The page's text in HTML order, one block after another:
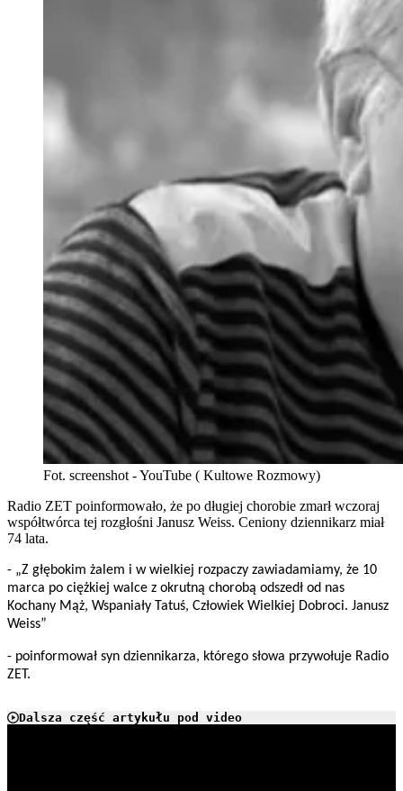
Fot. screenshot - YouTube ( Kultowe Rozmowy)
Radio ZET poinformowało, że po długiej chorobie zmarł wczoraj
współtwórca tej rozgłośni Janusz Weiss. Ceniony dziennikarz miał
74 lata.
- „Z głębokim żalem i w wielkiej rozpaczy zawiadamiamy, że 10
marca po ciężkiej walce z okrutną chorobą odszedł od nas
Kochany Mąż, Wspaniały Tatuś, Człowiek Wielkiej Dobroci. Janusz
Weiss”
- poinformował syn dziennikarza, którego słowa przywołuje Radio
ZET.
Dalsza część artykułu pod video